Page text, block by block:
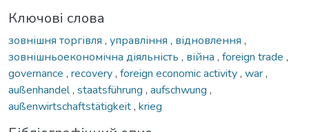
Ключові слова
зовнішня торгівля , управління , відновлення ,
зовнішньоекономічна діяльність , війна , foreign trade ,
governance , recovery, foreign economic activity, war,
außenhandel, staatsführung , aufschwung ,
außenwirtschaftstätigkeit, krieg